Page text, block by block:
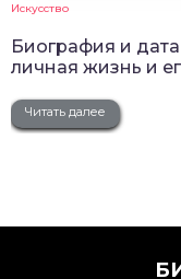
Искусство
Биография и
личная жизнь и
Читать далее